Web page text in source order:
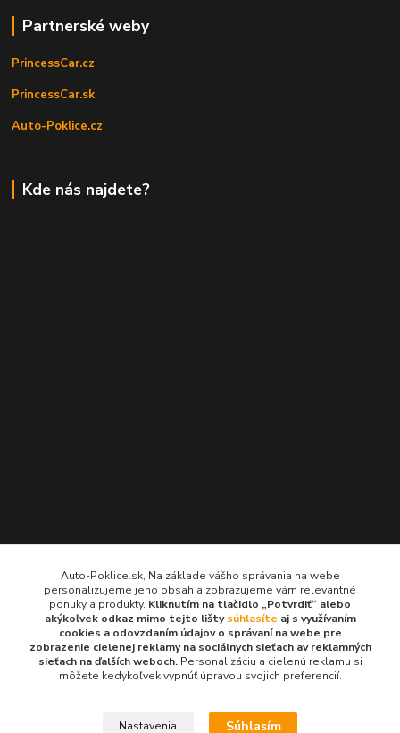
Partnerské weby
PrincessCar.cz
PrincessCar.sk
Auto-Poklice.cz
Kde nás najdete?
Kontakty
Auto-Poklice.sk
(Po-Pia, 8-16 hod.)
info@auto-poklice.sk
Auto-Poklice.sk, Na základe vášho správania na webe
personalizujeme jeho obsah a zobrazujeme vám relevantné
ponuky a produkty. Kliknutím na tlačidlo „Potvrdiť“ alebo
akýkoľvek odkaz mimo tejto lištysúhlasíte aj s využívaním
cookies a odovzdaním údajov o správaní na webe pre
zobrazenie cielenej reklamy na sociálnych sieťach av reklamných
sieťach na ďalších weboch.Personalizáciu a cielenú reklamu si
môžete kedykoľvek vypnúť úpravou svojich preferencií.
Nastavenia Súhlasím